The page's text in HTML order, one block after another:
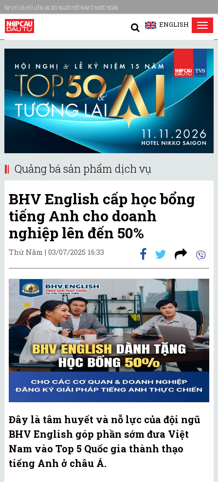
TẠP CHÍ CỦA HỘI LIÊN LẠC VỚI NGƯỜI VIỆT NAM Ở NƯỚC NGOÀI
ENGLISH
Quảng bá sản phẩm dịch vụ
BHV English cấp học bổng
tiếng Anh cho doanh
nghiệp lên đến 50%
Thứ Năm | 03/07/2025 16:33
Đây là tâm huyết và nỗ lực của đội ngũ
BHV English góp phần sớm đưa Việt
Nam vào Top 5 Quốc gia thành thạo
tiếng Anh ở châu Á.